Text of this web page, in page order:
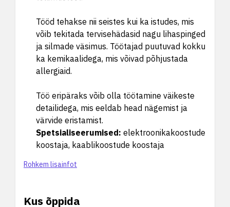
Tööd tehakse nii seistes kui ka istudes, mis
võib tekitada tervisehädasid nagu lihaspinged
ja silmade väsimus. Töötajad puutuvad kokku
ka kemikaalidega, mis võivad põhjustada
allergiaid.
Töö eripäraks võib olla töötamine väikeste
detailidega, mis eeldab head nägemist ja
värvide eristamist.
Spetsialiseerumised: elektroonikakoostude
koostaja, kaablikoostude koostaja
Rohkem lisainfot
Kus õppida